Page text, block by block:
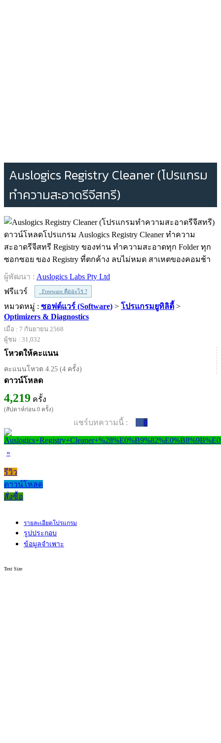
Auslogics Registry Cleaner (โปรแกรม
ทำความสะอาดรีจีสทรี)
ดาวน์โหลดโปรแกรม Auslogics Registry Cleaner ทำความ
สะอาดรีจีสทรี Registry ของท่าน ทำความสะอาดทุก Folder ทุก
ซอกซอย ของ Registry ที่ตกค้าง ลบไม่หมด สาเหตของคอมช้า
ผู้พัฒนา : Auslogics Labs Pty Ltd
ฟรีแวร์
Freeware คืออะไร ?
หมวดหมู่ : ซอฟต์แวร์ (Software) > โปรแกรมยูทิลิตี้ >
Optimizers & Diagnostics
เมื่อ : 7 กันยายน 2568
ผู้ชม : 31,032
โหวตให้คะแนน
คะแนนโหวต 4.25 (4 ครั้ง)
ดาวน์โหลด
4,219 ครั้ง
(สัปดาห์ก่อน 0 ครั้ง)
แชร์บทความนี้ : 0
»
รีวิว
ดาวน์โหลด
สั่งซื้อ
รายละเอียดโปรแกรม
รูปประกอบ
ข้อมูลจำเพาะ
Text Size